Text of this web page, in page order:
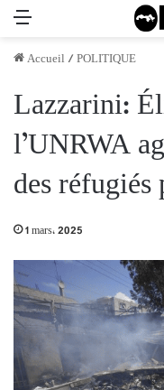
Accueil /POLITIQUE
Lazzarini:
l’UNRWA
des
1 mars، 2025